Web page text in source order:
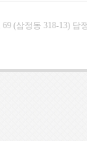
(삼정동 318-13) 담